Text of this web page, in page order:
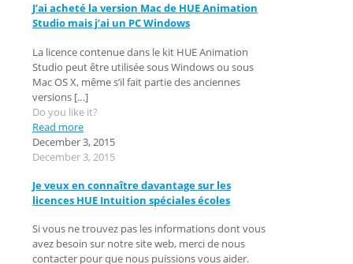
J’ai acheté la version Mac de HUE Animation
Studio mais j’ai un PC Windows
La licence contenue dans le kit HUE Animation
Studio peut être utilisée sous Windows ou sous
Mac OS X, même s’il fait partie des anciennes
versions […]
Do you like it?
Read more
December 3, 2015
December 3, 2015
Je veux en connaître davantage sur les
licences HUE Intuition spéciales écoles
Si vous ne trouvez pas les informations dont vous
avez besoin sur notre site web, merci de nous
contacter pour que nous puissions vous aider.